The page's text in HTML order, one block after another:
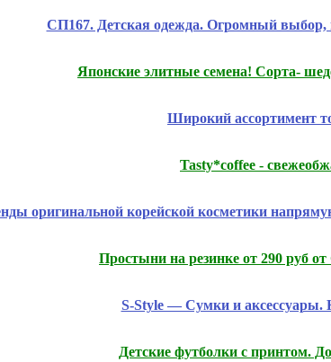
СП167. Детская одежда. Огромный
Японские элитные семена! Сорта-
Широкий ассортимент
Tasty*coffee -
оригинальной корейской косметики
Простыни на резинке от 290
S-Style — Сумки и аксессуары.
Детские футболки с принтом.